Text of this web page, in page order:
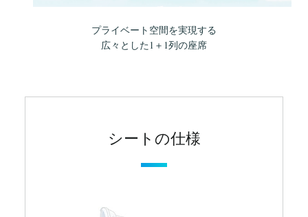
プライベート空間を実現する
広々とした1＋1列の座席
シートの仕様